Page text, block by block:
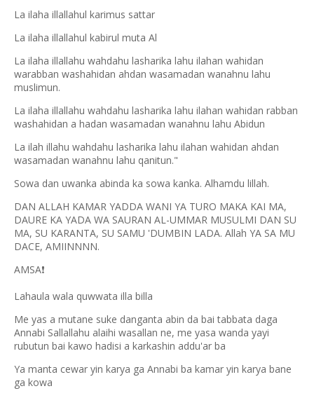
La ilaha illallahul karimus sattar
La ilaha illallahul kabirul muta Al
La ilaha illallahu wahdahu lasharika lahu ilahan wahidan
warabban washahidan ahdan wasamadan wanahnu lahu
muslimun.
La ilaha illallahu wahdahu lasharika lahu ilahan wahidan rabban
washahidan a hadan wasamadan wanahnu lahu Abidun
La ilah illahu wahdahu lasharika lahu ilahan wahidan ahdan
wasamadan wanahnu lahu qanitun."
Sowa dan uwanka abinda ka sowa kanka. Alhamdu lillah.
DAN ALLAH KAMAR YADDA WANI YA TURO MAKA KAI MA,
DAURE KA YADA WA SAURAN AL-UMMAR MUSULMI DAN SU
MA, SU KARANTA, SU SAMU 'DUMBIN LADA. Allah YA SA MU
DACE, AMIINNNN.
AMSA❗
Lahaula wala quwwata illa billa
Me yas a mutane suke danganta abin da bai tabbata daga
Annabi Sallallahu alaihi wasallan ne, me yasa wanda yayi
rubutun bai kawo hadisi a karkashin addu'ar ba
Ya manta cewar yin karya ga Annabi ba kamar yin karya bane
ga kowa